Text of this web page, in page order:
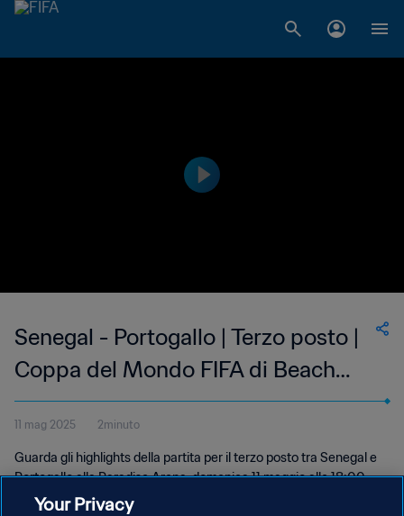
Senegal - Portogallo | Terzo posto |
Coppa del Mondo FIFA di Beach
Soccer Seychelles 2025 | Gli
highlights
11 mag 2025 2minuto
Guarda gli highlights della partita per il terzo posto tra Senegal e
Portogallo alla Paradise Arena, domenica 11 maggio alle 18:00,
(ora locale).
Your Privacy